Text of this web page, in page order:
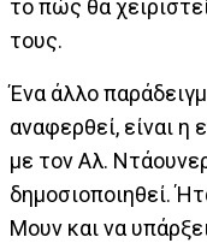
το πώς θα
τους.
Ένα άλλο
αναφερθεί, είναι η
με τον Αλ.
δημοσιοποιηθεί.
Μουν και να